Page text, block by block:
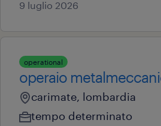
9 luglio 2026
operational
operaio
carimate, lombardia
tempo determinato